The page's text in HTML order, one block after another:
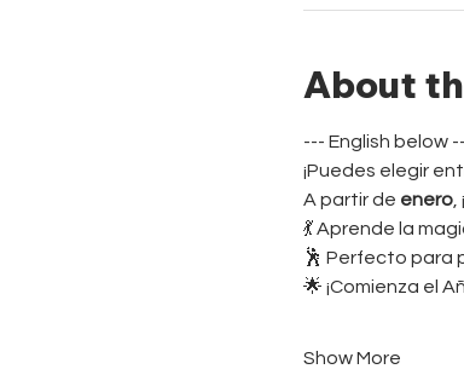
About
--- English below
¡Puedes elegir
A partir de enero,
💃 Aprende la
🕺 Perfecto para
🌟 ¡Comienza el
Show More